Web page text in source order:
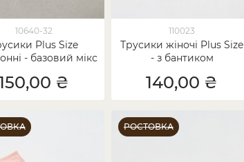
10640-32
Plus Size
- базовий мікс
₴
110023
Трусики жіночі Plus Size
- з бантиком
140,00 ₴
РОСТОВКА